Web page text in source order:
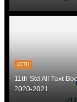
10TH
11th Std All Text
2020-2021